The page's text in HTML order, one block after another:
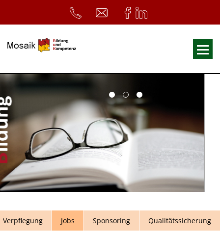
Fortbildungen
Ausbildungen
33. Heilpädagogischer Tag
Symposium
ReferentInnen
Infos
Kontakt News Anmelden
Verpflegung Jobs Sponsoring Qualitätssicherung